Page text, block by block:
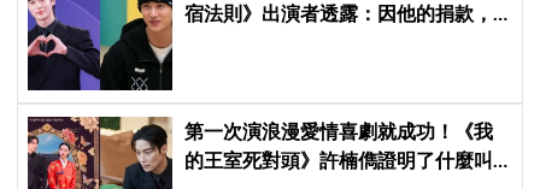
宿法則》出演者透露：因他的捐款，
第一次演浪漫愛情喜劇就成功！《我
的王室死對頭》許楠儁證明了什麼叫